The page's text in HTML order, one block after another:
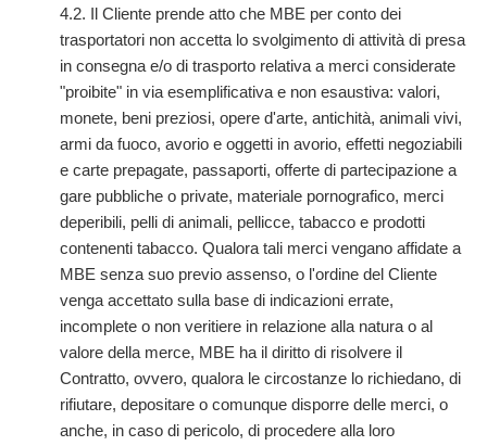
4.2. Il Cliente prende atto che MBE per conto dei
trasportatori non accetta lo svolgimento di attività di presa
in consegna e/o di trasporto relativa a merci considerate
"proibite" in via esemplificativa e non esaustiva: valori,
monete, beni preziosi, opere d'arte, antichità, animali vivi,
armi da fuoco, avorio e oggetti in avorio, effetti negoziabili
e carte prepagate, passaporti, offerte di partecipazione a
gare pubbliche o private, materiale pornografico, merci
deperibili, pelli di animali, pellicce, tabacco e prodotti
contenenti tabacco. Qualora tali merci vengano affidate a
MBE senza suo previo assenso, o l'ordine del Cliente
venga accettato sulla base di indicazioni errate,
incomplete o non veritiere in relazione alla natura o al
valore della merce, MBE ha il diritto di risolvere il
Contratto, ovvero, qualora le circostanze lo richiedano, di
rifiutare, depositare o comunque disporre delle merci, o
anche, in caso di pericolo, di procedere alla loro